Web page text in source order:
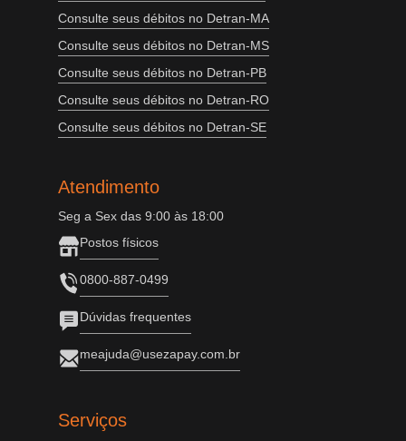
Consulte seus débitos no Detran-MA
Consulte seus débitos no Detran-MS
Consulte seus débitos no Detran-PB
Consulte seus débitos no Detran-RO
Consulte seus débitos no Detran-SE
Atendimento
Seg a Sex das 9:00 às 18:00
Postos físicos
0800-887-0499
Dúvidas frequentes
meajuda@usezapay.com.br
Serviços